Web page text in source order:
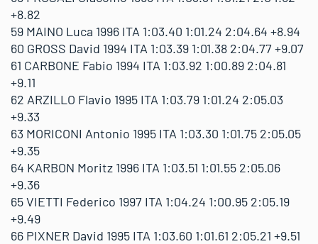
+8.82
59 MAINO Luca 1996 ITA 1:03.40 1:01.24 2:04.64 +8.94
60 GROSS David 1994 ITA 1:03.39 1:01.38 2:04.77 +9.07
61 CARBONE Fabio 1994 ITA 1:03.92 1:00.89 2:04.81
+9.11
62 ARZILLO Flavio 1995 ITA 1:03.79 1:01.24 2:05.03
+9.33
63 MORICONI Antonio 1995 ITA 1:03.30 1:01.75 2:05.05
+9.35
64 KARBON Moritz 1996 ITA 1:03.51 1:01.55 2:05.06
+9.36
65 VIETTI Federico 1997 ITA 1:04.24 1:00.95 2:05.19
+9.49
66 PIXNER David 1995 ITA 1:03.60 1:01.61 2:05.21 +9.51